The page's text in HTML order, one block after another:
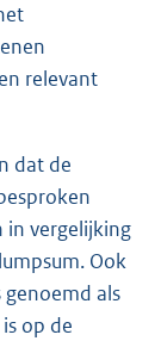
relevant
dat de
in vergelijking
Ook
als
op de